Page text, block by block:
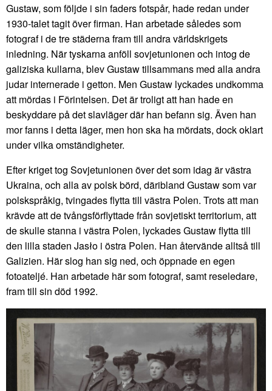
Gustaw, som följde i sin faders fotspår, hade redan under
1930-talet tagit över firman. Han arbetade således som
fotograf i de tre städerna fram till andra världskrigets
inledning. När tyskarna anföll sovjetunionen och intog de
galiziska kullarna, blev Gustaw tillsammans med alla andra
judar internerade i getton. Men Gustaw lyckades undkomma
att mördas i Förintelsen. Det är troligt att han hade en
beskyddare på det slavläger där han befann sig. Även han
mor fanns i detta läger, men hon ska ha mördats, dock oklart
under vilka omständigheter.
Efter kriget tog Sovjetunionen över det som idag är västra
Ukraina, och alla av polsk börd, däribland Gustaw som var
polskspråkig, tvingades flytta till västra Polen. Trots att man
krävde att de tvångsförflyttade från sovjetiskt territorium, att
de skulle stanna i västra Polen, lyckades Gustaw flytta till
den lilla staden Jasło i östra Polen. Han återvände alltså till
Galizien. Här slog han sig ned, och öppnade en egen
fotoateljé. Han arbetade här som fotograf, samt reseledare,
fram till sin död 1992.